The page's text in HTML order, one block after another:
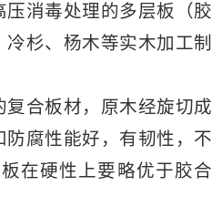
消毒处理的多层板（胶
杉、杨木等实木加工制
合板材，原木经旋切成
腐性能好，有韧性，不
在硬性上要略优于胶合